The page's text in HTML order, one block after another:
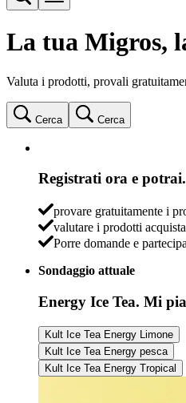
La tua Migros,
Valuta i prodotti, provali
Cerca Cerca
Registrati ora e
provare gratuitamente i
valutare i prodotti
Porre domande e
Sondaggio attuale
Energy Ice Tea. Mi
Kult Ice Tea Energy Limone
Kult Ice Tea Energy pesca
Kult Ice Tea Energy Tropical